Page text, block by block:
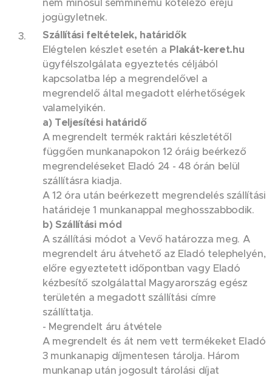
nem minősül semminemű kötelező erejű
jogügyletnek.
Szállítási feltételek, határidők
Elégtelen készlet esetén a Plakát-keret.hu
ügyfélszolgálata egyeztetés céljából
kapcsolatba lép a megrendelővel a
megrendelő által megadott elérhetőségek
valamelyikén.
a) Teljesítési határidő
A megrendelt termék raktári készletétől
függően munkanapokon 12 óráig beérkező
megrendeléseket Eladó 24 - 48 órán belül
szállításra kiadja.
A 12 óra után beérkezett megrendelés szállítási
határideje 1 munkanappal meghosszabbodik.
b) Szállítási mód
A szállítási módot a Vevő határozza meg. A
megrendelt áru átvehető az Eladó telephelyén,
előre egyeztetett időpontban vagy Eladó
kézbesítő szolgálattal Magyarország egész
területén a megadott szállítási címre
szállíttatja.
- Megrendelt áru átvétele
A megrendelt és át nem vett termékeket Eladó
3 munkanapig díjmentesen tárolja. Három
munkanap után jogosult tárolási díjat